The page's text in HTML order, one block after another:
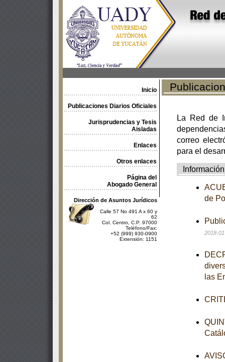
Inicio
Publicaciones Diarios Oficiales
Jurisprudencias y Tesis
Aisladas
Enlaces
Otros enlaces
Página del
Abogado General
Dirección de Asuntos Jurídicos
Calle 57 No 491 A x 60 y
62
Col. Centro, C.P. 97000
Teléfono/Fax:
+52 (999) 930-0900
Extensión: 1151
La Red de
correo
para el
Información
de
2018-
las